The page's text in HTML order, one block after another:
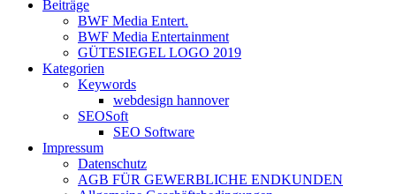
Beiträge
BWF Media Entert.
BWF Media Entertainment
GÜTESIEGEL LOGO 2019
Kategorien
Keywords
webdesign hannover
SEOSoft
SEO Software
Impressum
Datenschutz
AGB FÜR GEWERBLICHE ENDKUNDEN